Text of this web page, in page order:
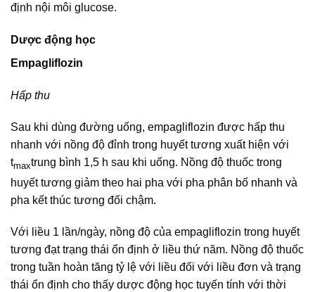
định nội môi glucose.
Dược động học
Empagliflozin
Hấp thu
Sau khi dùng đường uống, empagliflozin được hấp thu
nhanh với nồng độ đỉnh trong huyết tương xuất hiện với
tmaxtrung bình 1,5 h sau khi uống. Nồng độ thuốc trong
huyết tương giảm theo hai pha với pha phân bố nhanh và
pha kết thúc tương đối chậm.
Với liều 1 lần/ngày, nồng độ của empagliflozin trong huyết
tương đạt trạng thái ổn định ở liều thứ năm. Nồng độ thuốc
trong tuần hoàn tăng tỷ lệ với liều đối với liều đơn và trạng
thái ổn định cho thấy dược động học tuyến tính với thời